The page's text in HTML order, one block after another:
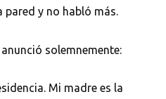
pared y no habló más.
solemnemente:
Mi madre es la